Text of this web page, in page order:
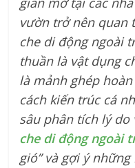
vườn trở nên quan
che di động ngoài
thuần là vật dụng
là mảnh ghép
cách kiến trúc cá
sâu phân tích lý do
che di động ngoài
gió” và gợi ý